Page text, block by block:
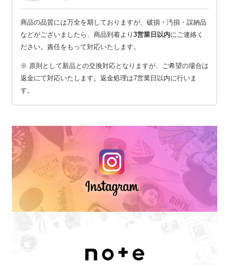
商品の品質には万全を期しておりますが、破損・汚損・誤納品
などがございましたら、商品到着より 3営業日以内にご連絡く
ださい。責任をもって対応いたします。
※ 原則として新品との交換対応となりますが、ご希望の場合は
返金にて対応いたします。返金処理は7営業日以内に行いま
す。